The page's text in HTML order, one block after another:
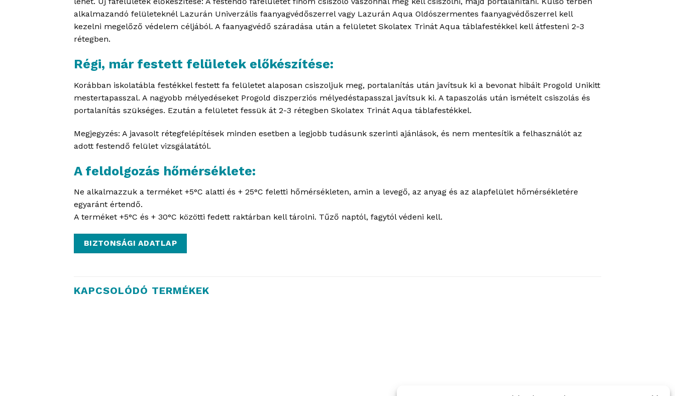
alkalmazandó felületeknél Lazurán Univerzális faanyagvédőszerrel vagy Lazurán Aqua Oldószermentes faanyagvédőszerrel kell
kezelni megelőző védelem céljából. A faanyagvédő száradása után a felületet Skolatex Trinát Aqua táblafestékkel kell átfesteni 2-3
rétegben.
Régi, már festett felületek előkészítése:
Korábban iskolatábla festékkel festett fa felületet alaposan csiszoljuk meg, portalanítás után javítsuk ki a bevonat hibáit Progold Unikitt
mestertapasszal. A nagyobb mélyedéseket Progold diszperziós mélyedéstapasszal javítsuk ki. A tapaszolás után ismételt csiszolás és
portalanítás szükséges. Ezután a felületet fessük át 2-3 rétegben Skolatex Trinát Aqua táblafestékkel.
Megjegyzés: A javasolt rétegfelépítések minden esetben a legjobb tudásunk szerinti ajánlások, és nem mentesítik a felhasználót az
adott festendő felület vizsgálatától.
A feldolgozás hőmérséklete:
Ne alkalmazzuk a terméket +5°C alatti és + 25°C feletti hőmérsékleten, amin a levegő, az anyag és az alapfelület hőmérsékletére
egyaránt értendő.
A terméket +5°C és + 30°C közötti fedett raktárban kell tárolni. Tűző naptól, fagytól védeni kell.
BIZTONSÁGI ADATLAP
KAPCSOLÓDÓ TERMÉKEK